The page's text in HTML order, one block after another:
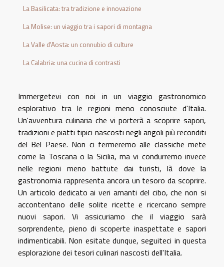
La Basilicata: tra tradizione e innovazione
La Molise: un viaggio tra i sapori di montagna
La Valle d'Aosta: un connubio di culture
La Calabria: una cucina di contrasti
Immergetevi con noi in un viaggio gastronomico
esplorativo tra le regioni meno conosciute d'Italia.
Un'avventura culinaria che vi porterà a scoprire sapori,
tradizioni e piatti tipici nascosti negli angoli più reconditi
del Bel Paese. Non ci fermeremo alle classiche mete
come la Toscana o la Sicilia, ma vi condurremo invece
nelle regioni meno battute dai turisti, là dove la
gastronomia rappresenta ancora un tesoro da scoprire.
Un articolo dedicato ai veri amanti del cibo, che non si
accontentano delle solite ricette e ricercano sempre
nuovi sapori. Vi assicuriamo che il viaggio sarà
sorprendente, pieno di scoperte inaspettate e sapori
indimenticabili. Non esitate dunque, seguiteci in questa
esplorazione dei tesori culinari nascosti dell'Italia.